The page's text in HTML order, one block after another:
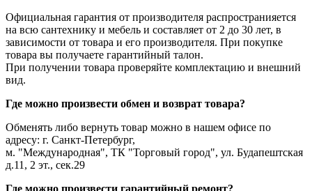
Официальная гарантия от производителя распространияется
на всю сантехнику и мебель и составляет от 2 до 30 лет, в
зависимости от товара и его производителя. При покупке
товара вы получаете гарантийный талон.
При получении товара проверяйте комплектацию и внешний
вид.
Где можно произвести обмен и возврат товара?
Обменять либо вернуть товар можно в нашем офисе по
адресу: г. Санкт-Петербург,
м. "Международная", ТК "Торговый город", ул. Будапештская
д.11, 2 эт., сек.29
Где можно произвести гарантийный ремонт?